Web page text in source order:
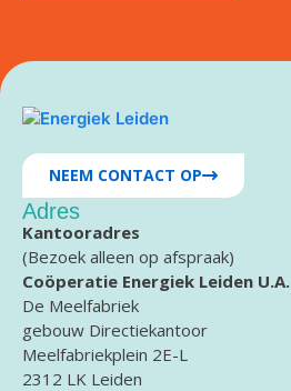
NEEM CONTACT OP
Adres
Kantooradres
(Bezoek alleen op afspraak)
Coöperatie Energiek Leiden U.A.
De Meelfabriek
gebouw Directiekantoor
Meelfabriekplein 2E-L
2312 LK Leiden